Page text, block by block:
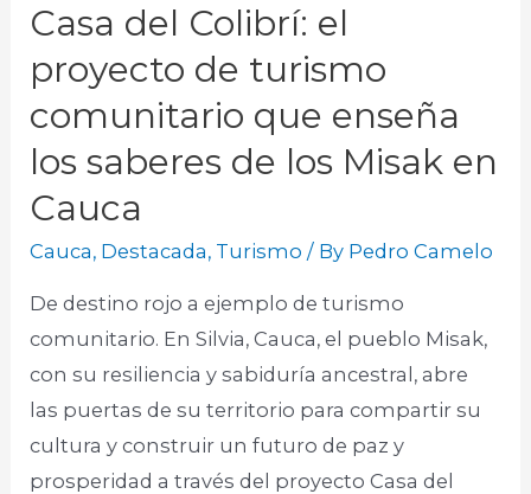
Casa del Colibrí: el
proyecto de turismo
comunitario que enseña
los saberes de los Misak en
Cauca
Cauca, Destacada, Turismo / By Pedro Camelo
De destino rojo a ejemplo de turismo
comunitario. En Silvia, Cauca, el pueblo Misak,
con su resiliencia y sabiduría ancestral, abre
las puertas de su territorio para compartir su
cultura y construir un futuro de paz y
prosperidad a través del proyecto Casa del